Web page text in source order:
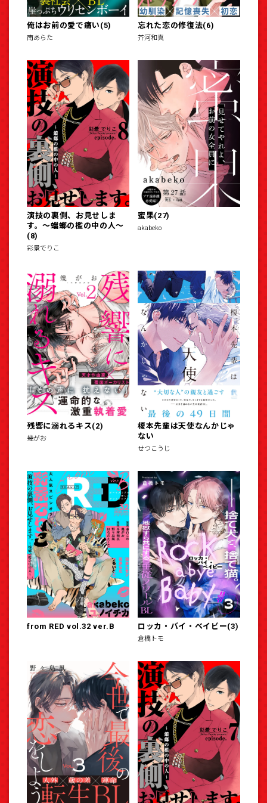
俺はお前の愛で痛い(5)
南あらた
忘れた恋の修復法(6)
芥河和真
演技の裏側、お見せしま
す。～蟷螂の檻の中の人～
(8)
彩景でりこ
蜜果(27)
akabeko
残響に溺れるキス(2)
幾がお
榎本先輩は天使なんかじゃ
ない
せつこうじ
from RED vol.32 ver.B ロッカ・バイ・ベイビー(3)
倉橋トモ